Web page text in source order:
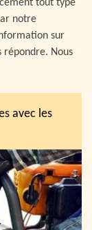
tout type
notre
sur
répondre. Nous
avec les